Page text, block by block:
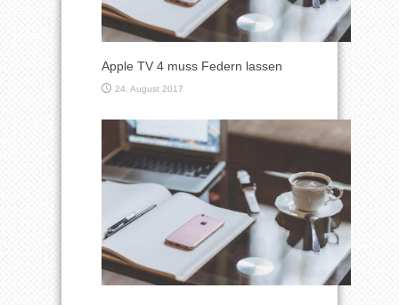
Apple TV 4 muss Federn lassen
24. August 2017